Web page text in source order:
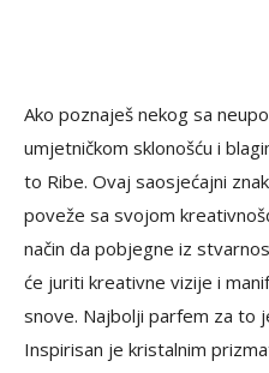
Ako poznaješ nekog sa
umjetničkom sklonošću i
to Ribe. Ovaj saosjećajni
poveže sa svojom
način da pobjegne iz
će juriti kreativne vizije i
snove. Najbolji parfem za to
Inspirisan je kristalnim